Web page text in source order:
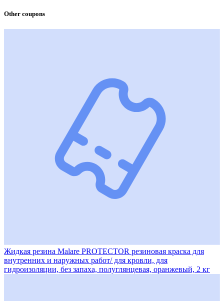
Other coupons
Жидкая резина Malare PROTECTOR резиновая краска для
внутренних и наружных работ/ для кровли, для
гидроизоляции, без запаха, полуглянцевая, оранжевый, 2 кг